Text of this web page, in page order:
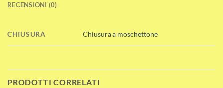
RECENSIONI (0)
CHIUSURA Chiusura a moschettone
PRODOTTI CORRELATI